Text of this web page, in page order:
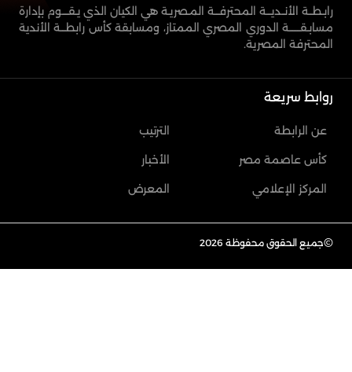
رابـطــة الأنــديـــة المحترفـــة المـصريـة هي الكيان الذي يـقــــوم بإدارة
مسابـقـــــــة الدوري المصري الممتاز، ومسابقة كأس رابطـــة الأندية
المحترفة المصرية.
روابط سريعة
عن الرابطة الترتيب
كأس عاصمة مصر الأخبار
المركز الإعلامي المعرض
©جميع الحقوق محفوظة 2026